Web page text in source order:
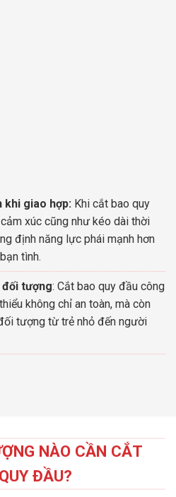
khi giao hợp: Khi cắt bao quy
xúc cũng như kéo dài thời
định năng lực phái mạnh hơn
tình.
đối tượng: Cắt bao quy đầu công
không chỉ an toàn, mà còn
tượng từ trẻ nhỏ đến người
NÀO CẦN CẮT
ĐẦU?